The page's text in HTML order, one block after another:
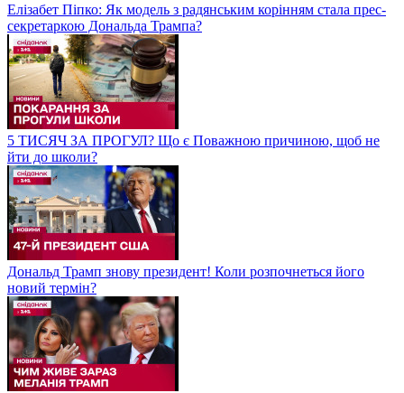
Елізабет Піпко: Як модель з радянським корінням стала прес-
секретаркою Дональда Трампа?
5 ТИСЯЧ ЗА ПРОГУЛ? Що є Поважною причиною, щоб не
йти до школи?
Дональд Трамп знову президент! Коли розпочнеться його
новий термін?